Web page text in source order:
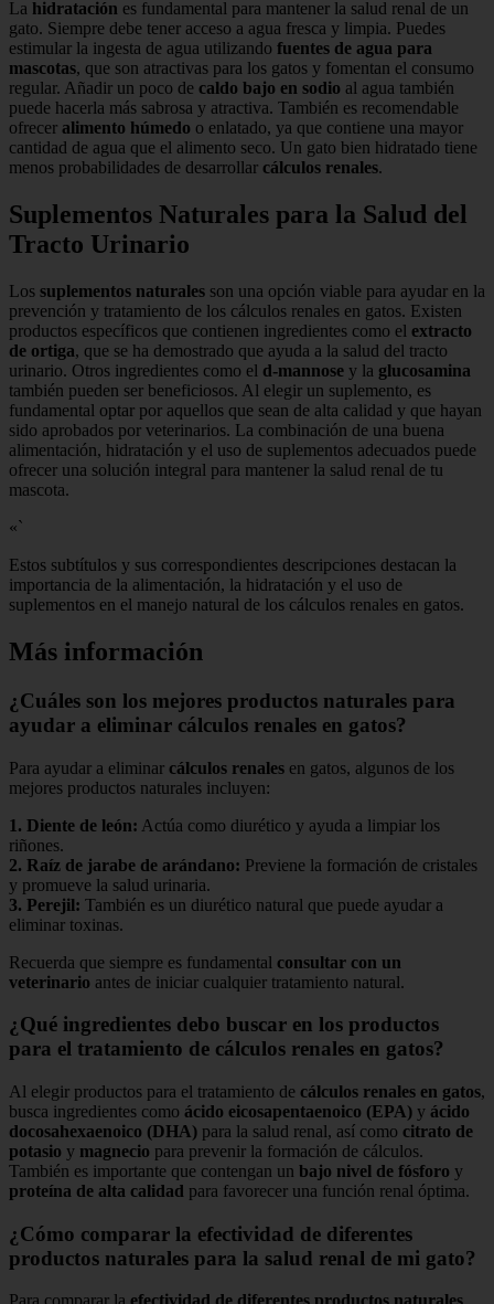
La hidratación es fundamental para mantener la salud renal de un
gato. Siempre debe tener acceso a agua fresca y limpia. Puedes
estimular la ingesta de agua utilizando fuentes de agua para
mascotas, que son atractivas para los gatos y fomentan el consumo
regular. Añadir un poco de caldo bajo en sodio al agua también
puede hacerla más sabrosa y atractiva. También es recomendable
ofrecer alimento húmedo o enlatado, ya que contiene una mayor
cantidad de agua que el alimento seco. Un gato bien hidratado tiene
menos probabilidades de desarrollar cálculos renales.
Suplementos Naturales para la Salud del
Tracto Urinario
Los suplementos naturales son una opción viable para ayudar en la
prevención y tratamiento de los cálculos renales en gatos. Existen
productos específicos que contienen ingredientes como el extracto
de ortiga, que se ha demostrado que ayuda a la salud del tracto
urinario. Otros ingredientes como el d-mannose y la glucosamina
también pueden ser beneficiosos. Al elegir un suplemento, es
fundamental optar por aquellos que sean de alta calidad y que hayan
sido aprobados por veterinarios. La combinación de una buena
alimentación, hidratación y el uso de suplementos adecuados puede
ofrecer una solución integral para mantener la salud renal de tu
mascota.
«`
Estos subtítulos y sus correspondientes descripciones destacan la
importancia de la alimentación, la hidratación y el uso de
suplementos en el manejo natural de los cálculos renales en gatos.
Más información
¿Cuáles son los mejores productos naturales para
ayudar a eliminar cálculos renales en gatos?
Para ayudar a eliminar cálculos renales en gatos, algunos de los
mejores productos naturales incluyen:
1. Diente de león: Actúa como diurético y ayuda a limpiar los
riñones.
2. Raíz de jarabe de arándano: Previene la formación de cristales
y promueve la salud urinaria.
3. Perejil: También es un diurético natural que puede ayudar a
eliminar toxinas.
Recuerda que siempre es fundamental consultar con un
veterinario antes de iniciar cualquier tratamiento natural.
¿Qué ingredientes debo buscar en los productos
para el tratamiento de cálculos renales en gatos?
Al elegir productos para el tratamiento de cálculos renales en gatos,
busca ingredientes como ácido eicosapentaenoico (EPA) y ácido
docosahexaenoico (DHA) para la salud renal, así como citrato de
potasio y magnecio para prevenir la formación de cálculos.
También es importante que contengan un bajo nivel de fósforo y
proteína de alta calidad para favorecer una función renal óptima.
¿Cómo comparar la efectividad de diferentes
productos naturales para la salud renal de mi gato?